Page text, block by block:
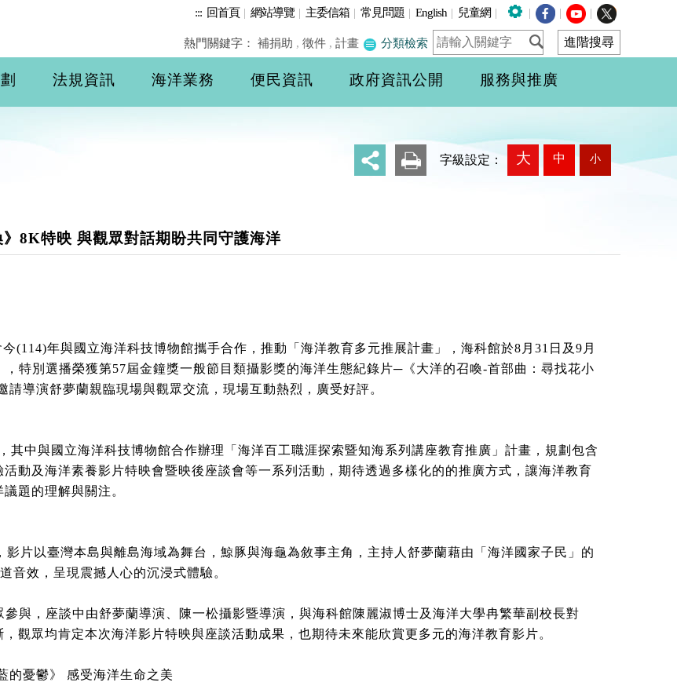
::: 回首頁| 網站導覽 | 主委信箱 | 常見問題 | English | 兒童網 | | | |
熱門關鍵字： 補捐助 , 徵件 , 計畫 分類檢索
法規資訊 海洋業務 便民資訊 政府資訊公開 服務與推廣
字級設定： 大 中 小
8K特映 與觀眾對話期盼共同守護海洋
(114)年與國立海洋科技博物館攜手合作，推動「海洋教育多元推展計畫」，海科館於8月31日及9月
特別選播榮獲第57屆金鐘獎一般節目類攝影獎的海洋生態紀錄片─《大洋的召喚-首部曲：尋找花小
導演舒夢蘭親臨現場與觀眾交流，現場互動熱烈，廣受好評。
中與國立海洋科技博物館合作辦理「海洋百工職涯探索暨知海系列講座教育推廣」計畫，規劃包含
動及海洋素養影片特映會暨映後座談會等一系列活動，期待透過多樣化的的推廣方式，讓海洋教育
題的理解與關注。
片以臺灣本島與離島海域為舞台，鯨豚與海龜為敘事主角，主持人舒夢蘭藉由「海洋國家子民」的
音效，呈現震撼人心的沉浸式體驗。
與，座談中由舒夢蘭導演、陳一松攝影暨導演，與海科館陳麗淑博士及海洋大學冉繁華副校長對
觀眾均肯定本次海洋影片特映與座談活動成果，也期待未來能欣賞更多元的海洋教育影片。
的憂鬱》 感受海洋生命之美